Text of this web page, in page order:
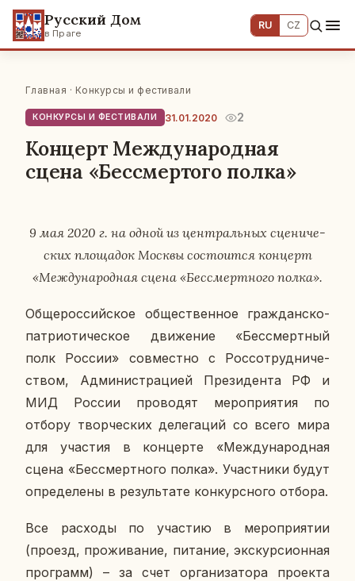
Русский Дом
в Праге
RU CZ
Главная · Конкурсы и фестивали
КОНКУРСЫ И ФЕСТИВАЛИ 31.01.2020 2
Концерт Международная
сцена «Бессмертого полка»
9 мая 2020 г. на одной из цен­траль­ных сце­ни­че­
ских пло­ща­док Москвы со­сто­ит­ся кон­церт
«Меж­ду­на­род­ная сцена «Бес­смерт­но­го полка».
Об­ще­рос­сий­ское об­ще­ствен­ное граж­дан­ско-
пат­ри­о­ти­че­ское дви­же­ние «Бес­смерт­ный
полк России» сов­мест­но с Рос­со­труд­ни­че­
ством, Ад­ми­ни­стра­ци­ей Пре­зи­ден­та РФ и
МИД России про­во­дят ме­ро­при­я­тия по
отбору твор­че­ских де­ле­га­ций со всего мира
для уча­стия в кон­цер­те «Меж­ду­на­род­ная
сцена «Бес­смерт­но­го полка». Участ­ни­ки будут
опре­де­ле­ны в ре­зуль­та­те кон­курс­но­го отбора.
Все рас­хо­ды по уча­стию в ме­ро­при­я­тии
(проезд, про­жи­ва­ние, пи­та­ние, экс­кур­си­он­ная
про­грамм) – за счет ор­га­ни­за­то­ра про­ек­та